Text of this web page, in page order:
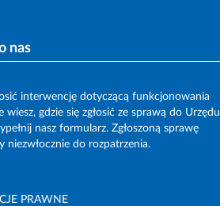
nas
interwencję dotyczącą funkcjonowania
wiesz, gdzie się zgłosić ze sprawą do Urzędu
nasz formularz. Zgłoszoną sprawę
niezwłocznie do rozpatrzenia.
PRAWNE